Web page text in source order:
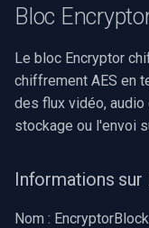
Bloc
Le bloc Encryptor
chiffrement AES en
des flux vidéo,
stockage ou l'envoi
Informations sur
Nom :